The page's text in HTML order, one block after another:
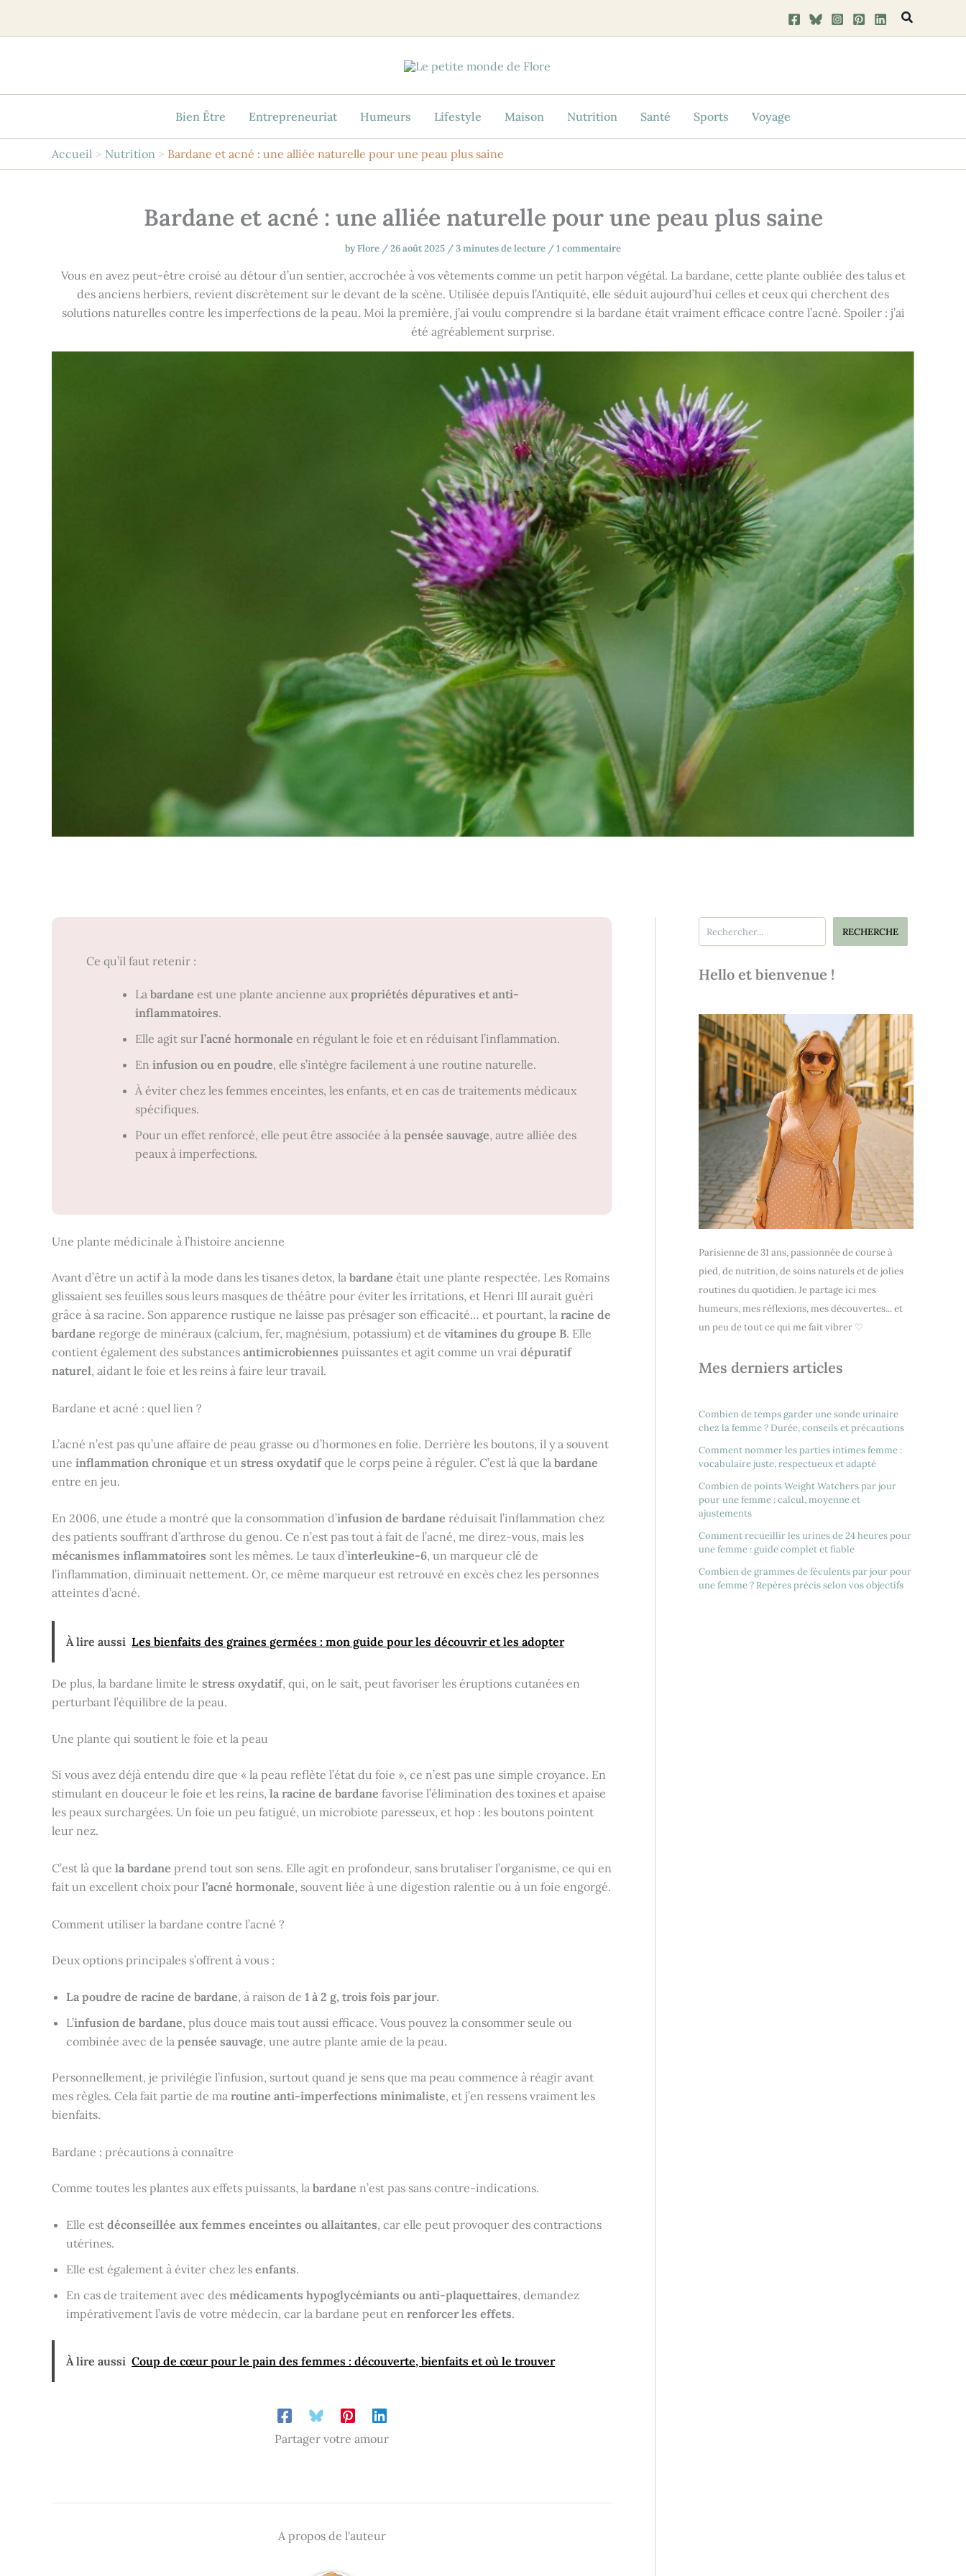
Bien Être Entrepreneuriat Humeurs Lifestyle Maison Nutrition Santé Sports Voyage
Accueil Nutrition Bardane et acné : une alliée naturelle pour une peau plus saine
Bardane et acné : une alliée naturelle pour une peau plus saine
byFlore /26 août 2025 /3 minutes de lecture /1 commentaire
Vous en avez peut-être croisé au détour d’un sentier, accrochée à vos vêtements comme un petit harpon végétal. La bardane, cette plante oubliée des talus et
des anciens herbiers, revient discrètement sur le devant de la scène. Utilisée depuis l’Antiquité, elle séduit aujourd’hui celles et ceux qui cherchent des
solutions naturelles contre les imperfections de la peau. Moi la première, j’ai voulu comprendre si la bardane était vraiment efficace contre l’acné. Spoiler : j’ai
été agréablement surprise.
Ce qu’il faut retenir :
La bardane est une plante ancienne aux propriétés dépuratives et anti-
inflammatoires.
Elle agit sur l’acné hormonale en régulant le foie et en réduisant l’inflammation.
En infusion ou en poudre, elle s’intègre facilement à une routine naturelle.
À éviter chez les femmes enceintes, les enfants, et en cas de traitements médicaux
spécifiques.
Pour un effet renforcé, elle peut être associée à la pensée sauvage, autre alliée des
peaux à imperfections.
Une plante médicinale à l’histoire ancienne
Avant d’être un actif à la mode dans les tisanes detox, la bardane était une plante respectée. Les Romains
glissaient ses feuilles sous leurs masques de théâtre pour éviter les irritations, et Henri III aurait guéri
grâce à sa racine. Son apparence rustique ne laisse pas présager son efficacité… et pourtant, la racine de
bardane regorge de minéraux (calcium, fer, magnésium, potassium) et de vitamines du groupe B. Elle
contient également des substances antimicrobiennes puissantes et agit comme un vrai dépuratif
naturel, aidant le foie et les reins à faire leur travail.
Bardane et acné : quel lien ?
L’acné n’est pas qu’une affaire de peau grasse ou d’hormones en folie. Derrière les boutons, il y a souvent
une inflammation chronique et un stress oxydatifque le corps peine à réguler. C’est là que la bardane
entre en jeu.
En 2006, une étude a montré que la consommation d’infusion de bardane réduisait l’inflammation chez
des patients souffrant d’arthrose du genou. Ce n’est pas tout à fait de l’acné, me direz-vous, mais les
mécanismes inflammatoires sont les mêmes. Le taux d’interleukine-6, un marqueur clé de
l’inflammation, diminuait nettement. Or, ce même marqueur est retrouvé en excès chez les personnes
atteintes d’acné.
À lire aussi Les bienfaits des graines germées : mon guide pour les découvrir et les adopter
De plus, la bardane limite le stress oxydatif, qui, on le sait, peut favoriser les éruptions cutanées en
perturbant l’équilibre de la peau.
Une plante qui soutient le foie et la peau
Si vous avez déjà entendu dire que « la peau reflète l’état du foie », ce n’est pas une simple croyance. En
stimulant en douceur le foie et les reins, la racine de bardane favorise l’élimination des toxines et apaise
les peaux surchargées. Un foie un peu fatigué, un microbiote paresseux, et hop : les boutons pointent
leur nez.
C’est là que la bardane prend tout son sens. Elle agit en profondeur, sans brutaliser l’organisme, ce qui en
fait un excellent choix pour l’acné hormonale, souvent liée à une digestion ralentie ou à un foie engorgé.
Comment utiliser la bardane contre l’acné ?
Deux options principales s’offrent à vous :
La poudre de racine de bardane, à raison de 1 à 2 g, trois fois par jour.
L’infusion de bardane, plus douce mais tout aussi efficace. Vous pouvez la consommer seule ou
combinée avec de la pensée sauvage, une autre plante amie de la peau.
Personnellement, je privilégie l’infusion, surtout quand je sens que ma peau commence à réagir avant
mes règles. Cela fait partie de ma routine anti-imperfections minimaliste, et j’en ressens vraiment les
bienfaits.
Bardane : précautions à connaître
Comme toutes les plantes aux effets puissants, la bardane n’est pas sans contre-indications.
Elle est déconseillée aux femmes enceintes ou allaitantes, car elle peut provoquer des contractions
utérines.
Elle est également à éviter chez les enfants.
En cas de traitement avec des médicaments hypoglycémiants ou anti-plaquettaires, demandez
impérativement l’avis de votre médecin, car la bardane peut en renforcer les effets.
À lire aussi Coup de cœur pour le pain des femmes : découverte, bienfaits et où le trouver
Partager votre amour
A propos de l'auteur
Rechercher
RECHERCHE
Hello et bienvenue !
Parisienne de 31 ans, passionnée de course à
pied, de nutrition, de soins naturels et de jolies
routines du quotidien. Je partage ici mes
humeurs, mes réflexions, mes découvertes... et
un peu de tout ce qui me fait vibrer ♡
Mes derniers articles
Combien de temps garder une sonde urinaire
chez la femme ? Durée, conseils et précautions
Comment nommer les parties intimes femme :
vocabulaire juste, respectueux et adapté
Combien de points Weight Watchers par jour
pour une femme : calcul, moyenne et
ajustements
Comment recueillir les urines de 24 heures pour
une femme : guide complet et fiable
Combien de grammes de féculents par jour pour
une femme ? Repères précis selon vos objectifs